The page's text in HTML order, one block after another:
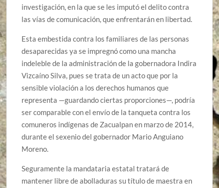
investigación, en la que se les imputó el delito contra
las vías de comunicación, que enfrentarán en libertad.
Esta embestida contra los familiares de las personas
desaparecidas ya se impregnó como una mancha
indeleble de la administración de la gobernadora Indira
Vizcaíno Silva, pues se trata de un acto que por la
sensible violación a los derechos humanos que
representa —guardando ciertas proporciones—, podría
ser comparable con el envío de la tanqueta contra los
comuneros indígenas de Zacualpan en marzo de 2014,
durante el sexenio del gobernador Mario Anguiano
Moreno.
Seguramente la mandataria estatal tratará de
mantener libre de abolladuras su título de maestra en